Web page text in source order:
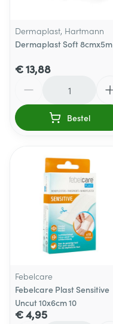
Dermaplast, Hartmann
Dermaplast Soft 8cmx5m
€ 13,88
Bestel
Febelcare
Febelcare Plast Sensitive
Uncut 10x6cm 10
€ 4,95